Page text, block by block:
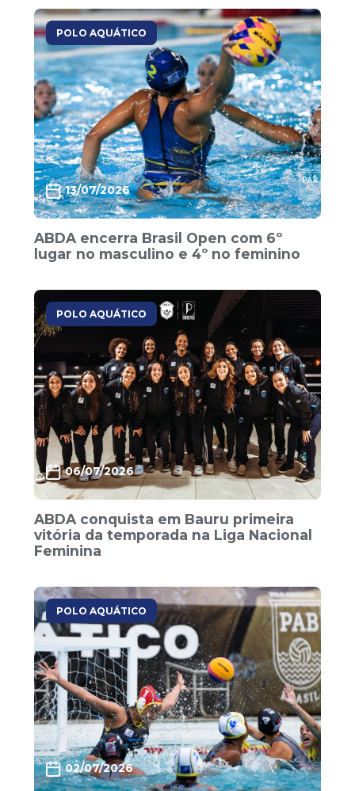
POLO AQUÁTICO
13/07/2026
ABDA encerra Brasil Open com 6º
lugar no masculino e 4º no feminino
POLO AQUÁTICO
06/07/2026
ABDA conquista em Bauru primeira
vitória da temporada na Liga Nacional
Feminina
POLO AQUÁTICO
02/07/2026